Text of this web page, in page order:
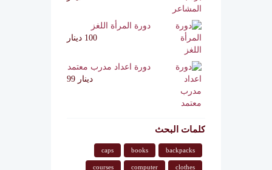
دورة المرأة اللغز
100 دينار
دورة اعداد مدرب معتمد
دينار 99
كلمات البحث
backpacks
books
caps
clothes
computer
courses